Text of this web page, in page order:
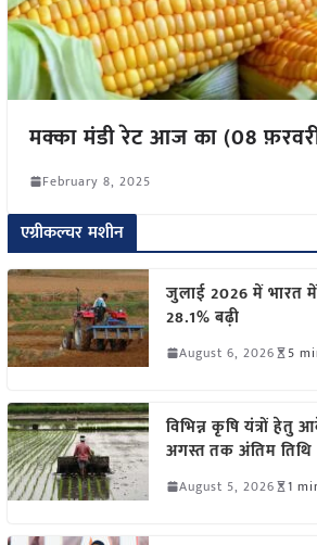
मक्का मंडी रेट आज का (08
February 8, 2025
एग्रीकल्चर मशीन
जुलाई 2026 में भारत में
28.1% बढ़ी
August 6, 2026 5
विभिन्न कृषि यंत्रों
अगस्त तक अंतिम तिथि
August 5, 2026 1